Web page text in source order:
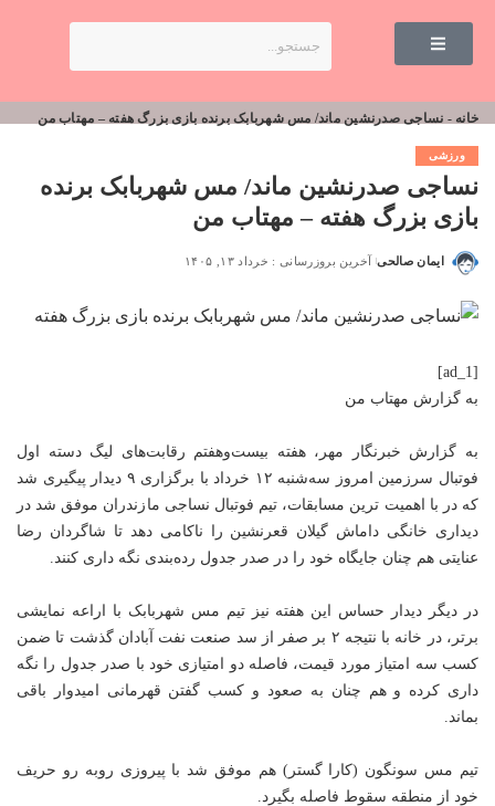
خانه - نساجی صدرنشین ماند/ مس شهربابک برنده بازی بزرگ هفته – مهتاب من
ورزشی
نساجی صدرنشین ماند/ مس شهربابک برنده
بازی بزرگ هفته – مهتاب من
ایمان صالحی آخرین بروزرسانی : خرداد ۱۳, ۱۴۰۵
[ad_1]
به گزارش مهتاب من
به گزارش خبرنگار مهر، هفته بیست‌وهفتم رقابت‌های لیگ دسته اول
فوتبال سرزمین امروز سه‌شنبه ۱۲ خرداد با برگزاری ۹ دیدار پیگیری شد
که در با اهمیت ترین مسابقات، تیم فوتبال نساجی مازندران موفق شد در
دیداری خانگی داماش گیلان قعرنشین را ناکامی دهد تا شاگردان رضا
عنایتی هم چنان جایگاه خود را در صدر جدول رده‌بندی نگه داری کنند.
در دیگر دیدار حساس این هفته نیز تیم مس شهربابک با اراعه نمایشی
برتر، در خانه با نتیجه ۲ بر صفر از سد صنعت نفت آبادان گذشت تا ضمن
کسب سه امتیاز مورد قیمت، فاصله دو امتیازی خود با صدر جدول را نگه
داری کرده و هم چنان به صعود و کسب گفتن قهرمانی امیدوار باقی
بماند.
تیم مس سونگون (کارا گستر) هم موفق شد با پیروزی روبه رو حریف
خود از منطقه سقوط فاصله بگیرد.